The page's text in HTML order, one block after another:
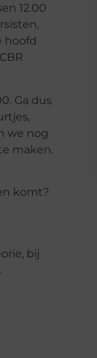
12.00
hoofd
Ga dus
we nog
maken.
komt?
bij